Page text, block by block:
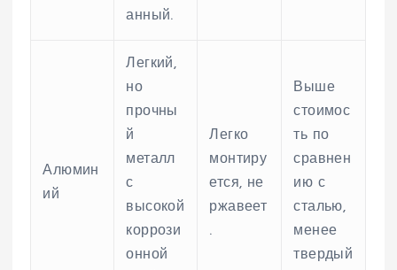
анный.
Алюмин
ий
Легкий,
но
прочны
й
металл
с
высокой
коррози
онной
Легко
монтиру
ется, не
ржавеет
.
Выше
стоимос
ть по
сравнен
ию с
сталью,
менее
твердый